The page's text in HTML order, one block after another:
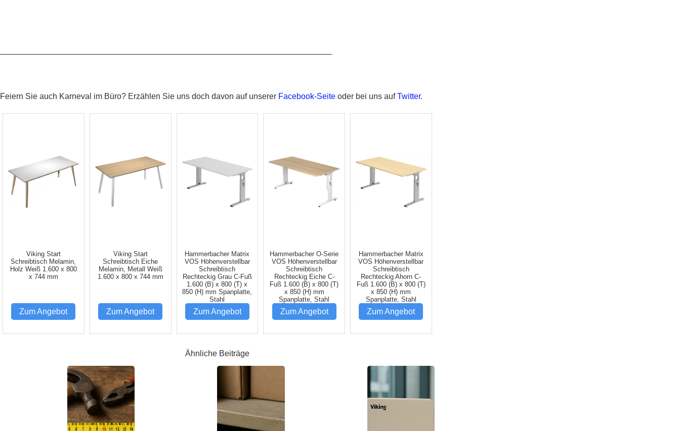
—————————————————————————————————————————
Feiern Sie auch Karneval im Büro? Erzählen Sie uns doch davon auf unserer Facebook-Seite oder bei uns aufTwitter.
Viking Start
Schreibtisch Melamin,
Holz Weiß 1.600 x 800
x 744 mm
Zum Angebot
Viking Start
Schreibtisch Eiche
Melamin, Metall Weiß
1.600 x 800 x 744 mm
Zum Angebot
Hammerbacher Matrix
VOS Höhenverstellbar
Schreibtisch
Rechteckig Grau C-Fuß
1.600 (B) x 800 (T) x
850 (H) mm Spanplatte,
Stahl
Zum Angebot
Hammerbacher O-Serie
VOS Höhenverstellbar
Schreibtisch
Rechteckig Eiche C-
Fuß 1.600 (B) x 800 (T)
x 850 (H) mm
Spanplatte, Stahl
Zum Angebot
Hammerbacher Matrix
VOS Höhenverstellbar
Schreibtisch
Rechteckig Ahorn C-
Fuß 1.600 (B) x 800 (T)
x 850 (H) mm
Spanplatte, Stahl
Zum Angebot
Ähnliche Beiträge